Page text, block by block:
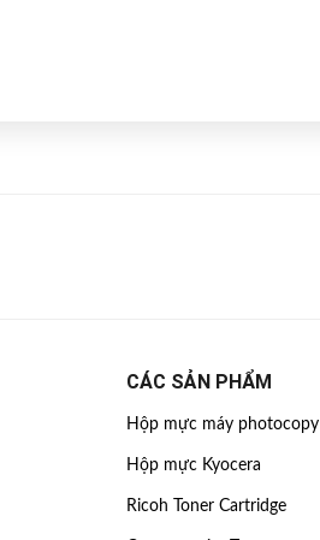
CÁC SẢN PHẨM
Hộp mực máy photocopy
Hộp mực Kyocera
Ricoh Toner Cartridge